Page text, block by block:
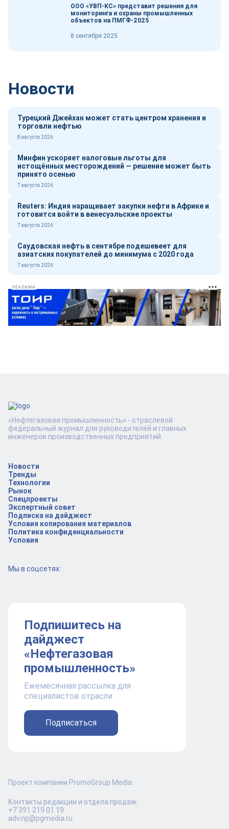
ООО «УВП-КС» представит решения для
мониторинга и охраны промышленных
объектов на ПМГФ-2025
8 сентября 2025
Новости
Турецкий Джейхан может стать центром хранения и
торговли нефтью
8 августа 2026
Минфин ускоряет налоговые льготы для
истощённых месторождений — решение может быть
принято осенью
7 августа 2026
Reuters: Индия наращивает закупки нефти в Африке и
готовится войти в венесуэльские проекты
7 августа 2026
Саудовская нефть в сентябре подешевеет для
азиатских покупателей до минимума с 2020 года
7 августа 2026
РЕКЛАМА
Новости
Тренды
Технологии
Рынок
Спецпроекты
Экспертный совет
Подписка на дайджест
Условия копирования материалов
Политика конфиденциальности
Условия
Мы в соцсетях:
Подпишитесь на
дайджест
«Нефтегазовая
промышленность»
Ежемесячная рассылка для
специалистов отрасли
Подписаться
«Нефтегазовая промышленность» - отраслевой
федеральный журнал для руководителей и главных
инженеров производственных предприятий.
Проект компании PromoGroup Media.
Контакты редакции и отдела продаж:
+7 391 219 01 19
adv.np@pgmedia.ru